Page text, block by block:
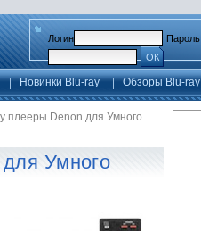
Логин
Пароль
ОК
Новинки Blu-ray Обзоры Blu-ray
плееры Denon для Умного
Умного